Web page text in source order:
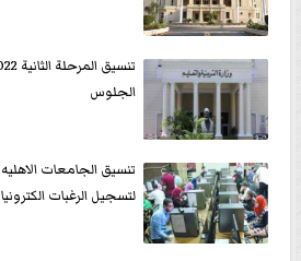
الجلوس
لتسجيل الرغبات الكترونيا